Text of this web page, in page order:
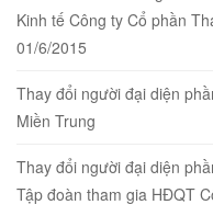
Kinh tế Công ty Cổ phần
01/6/2015
Thay đổi người đại diện
Miền Trung
Thay đổi người đại diện
Tập đoàn tham gia HĐQT